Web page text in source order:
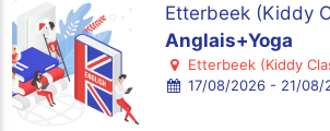
Etterbeek (Kiddy
Anglais+Yoga
Etterbeek (Kiddy
17/08/2026 - 21/08/